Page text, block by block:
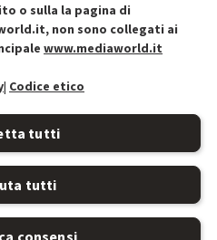
o sulla la pagina di
non sono collegati ai
www.mediaworld.it
| Codice etico
tutti
tutti
consensi